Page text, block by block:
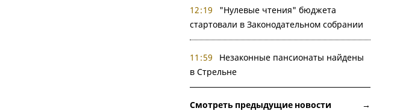
12:19
"Нулевые чтения" бюджета
стартовали в Законодательном собрании
11:59
Незаконные пансионаты найдены
в Стрельне
Смотреть предыдущие новости →